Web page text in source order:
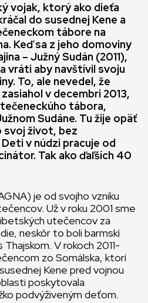
vojak, ktorý ako dieťa
do susednej Kene a
tábore na
Keď sa z jeho domoviny
– Južný Sudán (2011),
vráti aby navštívil svoju
To, ale nevedel, že
v decembri 2013,
tábora,
Sudáne. Tu žije opäť
svoj život, bez
v núdzi pracuje od
Tak ako ďaľších 40
je od svojho vzniku
Už v roku 2001 sme
utečencov za
neskôr to boli barmskí
V rokoch 2011-
zo Somálska, ktorí
Kene pred vojnou
poskytovala
podvýživeným deťom.